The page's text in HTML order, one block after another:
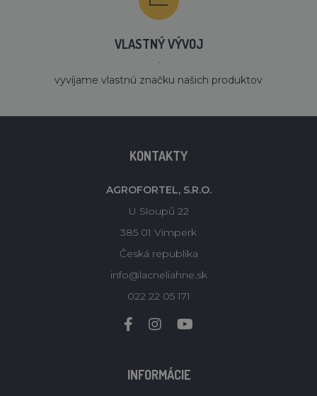
VLASTNÝ VÝVOJ
´
vyvíjame vlastnú značku našich produktov
KONTAKTY
AGROFORTEL, S.R.O.
U Sloupů 22
385 01 Vimperk
Česká republika
info@lacneliahne.sk
022 22 05 171
INFORMÁCIE